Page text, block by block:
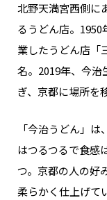
北野天満宮西側に
るうどん店。
業したうどん店「
名。2019年、今
ぎ、京都に場所を
「今治うどん」
はつるつるで食感
つ。京都の人の好
柔らかく仕上げて